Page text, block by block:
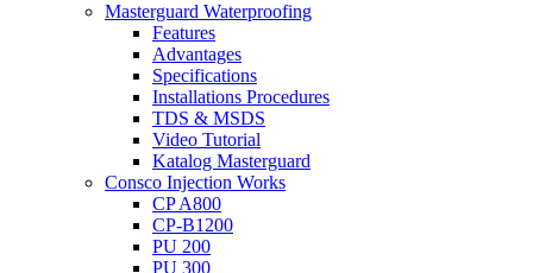
Masterguard Waterproofing
Features
Advantages
Specifications
Installations Procedures
TDS & MSDS
Video Tutorial
Katalog Masterguard
Consco Injection Works
CP A800
CP-B1200
PU 200
PU 300